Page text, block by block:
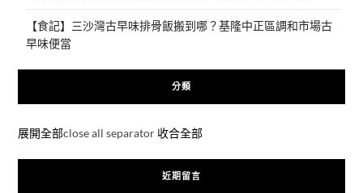
【食記】三沙灣古早味排骨飯搬到哪？基隆中正區調和市場古
早味便當
分類
展開全部close all separator 收合全部
近期留言